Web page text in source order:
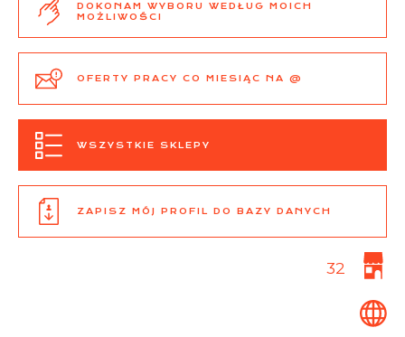
DOKONAM WYBORU WEDŁUG MOICH
MOŻLIWOŚCI
OFERTY PRACY CO MIESIĄC NA @
WSZYSTKIE SKLEPY
ZAPISZ MÓJ PROFIL DO BAZY DANYCH
32